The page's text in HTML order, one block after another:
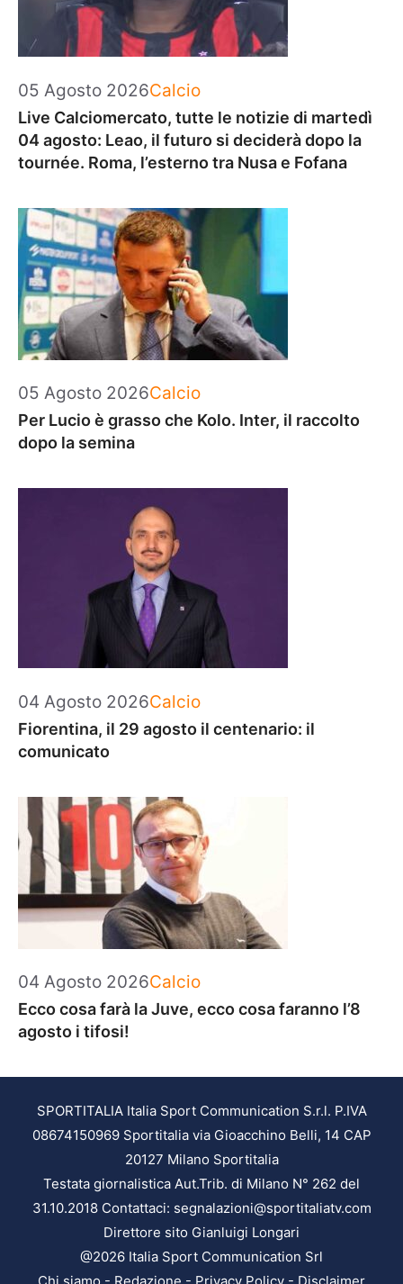
05 Agosto 2026Categorie
Calcio
Live Calciomercato, tutte le notizie di martedì
04 agosto: Leao, il futuro si deciderà dopo la
tournée. Roma, l’esterno tra Nusa e Fofana
05 Agosto 2026Categorie
Calcio
Per Lucio è grasso che Kolo. Inter, il raccolto
dopo la semina
04 Agosto 2026Categorie
Calcio
Fiorentina, il 29 agosto il centenario: il
comunicato
04 Agosto 2026Categorie
Calcio
Ecco cosa farà la Juve, ecco cosa faranno l’8
agosto i tifosi!
SPORTITALIA Italia Sport Communication S.r.l. P.IVA
08674150969 Sportitalia via Gioacchino Belli, 14 CAP
20127 Milano Sportitalia
Testata giornalistica Aut.Trib. di Milano N° 262 del
31.10.2018 Contattaci: segnalazioni@sportitaliatv.com
Direttore sito Gianluigi Longari
@2026 Italia Sport Communication Srl